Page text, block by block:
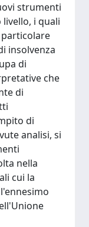
strumenti
i quali
insolvenza
di
che
di
di
analisi, si
nella
cui la